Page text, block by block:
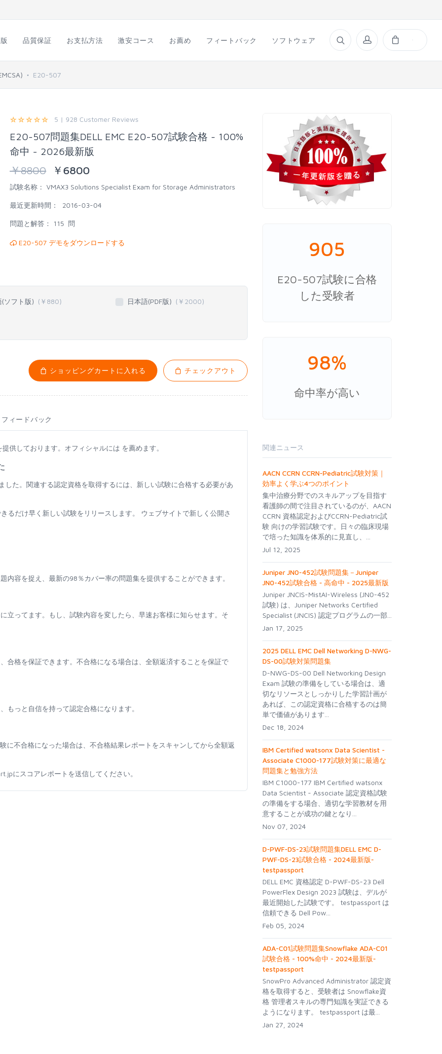
品質保証 お支払方法 激安コース お薦め フィートバック ソフトウェア
E20-507
5 | 928 Customer Reviews
E20-507問題集DELL EMC E20-507試験合格 - 100%
命中 - 2026最新版
￥8800￥ 6800
試験名称： VMAX3 Solutions Specialist Exam for Storage Administrators
最近更新時間： 2016-03-04
問題と解答： 115 問
E20-507 デモをダウンロードする
(ソフト版) (￥ 880) 日本語(PDF版) (￥ 2000)
ショッピングカートに入れる チェックアウト
フィードバック
供しております。オフィシャルには を薦めます。
した。関連する認定資格を取得するには、新しい試験に合格する必要があ
るだけ早く新しい試験をリリースします。 ウェブサイトで新しく公開さ
内容を捉え、最新の98％カバー率の問題集を提供することができます。
立ってます。もし、試験内容を変したら、早速お客様に知らせます。そ
合格を保証できます。不合格になる場合は、全額返済することを保証で
もっと自信を持って認定合格になります。
に不合格になった場合は、不合格結果レポートをスキャンしてから全額返
にスコアレポートを送信してください。
905
E20-507試験に合格
した受験者
98%
命中率が高い
関連ニュース
AACN CCRN CCRN-Pediatric試験対策｜
効率よく学ぶ4つのポイント
集中治療分野でのスキルアップを目指す
看護師の間で注目されているのが、AACN
CCRN 資格認定およびCCRN-Pediatric試
験 向けの学習試験です。日々の臨床現場
で培った知識を体系的に見直し、...
Jul 12, 2025
Juniper JN0-452試験問題集－Juniper
JN0-452試験合格 - 高命中 - 2025最新版
Juniper JNCIS-MistAI-Wireless (JN0-452
試験) は、Juniper Networks Certified
Specialist (JNCIS) 認定プログラムの一部...
Jan 17, 2025
2025 DELL EMC Dell Networking D-NWG-
DS-00試験対策問題集
D-NWG-DS-00 Dell Networking Design
Exam 試験の準備をしている場合は、適
切なリソースとしっかりした学習計画が
あれば、この認定資格に合格するのは簡
単で価値があります...
Dec 18, 2024
IBM Certified watsonx Data Scientist -
Associate C1000-177試験対策に最適な
問題集と勉強方法
IBM C1000-177 IBM Certified watsonx
Data Scientist - Associate 認定資格試験
の準備をする場合、適切な学習教材を用
意することが成功の鍵となり...
Nov 07, 2024
D-PWF-DS-23試験問題集DELL EMC D-
PWF-DS-23試験合格 - 2024最新版-
testpassport
DELL EMC 資格認定 D-PWF-DS-23 Dell
PowerFlex Design 2023 試験は、デルが
最近開始した試験です。 testpassport は
信頼できる Dell Pow...
Feb 05, 2024
ADA-C01試験問題集Snowflake ADA-C01
試験合格 - 100%命中 - 2024最新版-
testpassport
SnowPro Advanced Administrator 認定資
格を取得すると、受験者は Snowflake資
格 管理者スキルの専門知識を実証できる
ようになります。 testpassport は最...
Jan 27, 2024